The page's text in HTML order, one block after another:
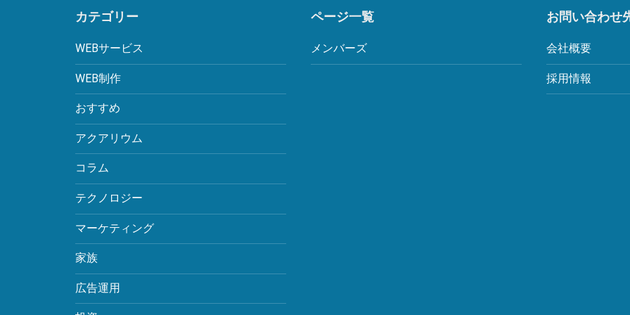
カテゴリー
WEBサービス
WEB制作
おすすめ
アクアリウム
コラム
テクノロジー
マーケティング
家族
広告運用
ページ一覧
メンバーズ
お問い合わせ
会社概要
採用情報